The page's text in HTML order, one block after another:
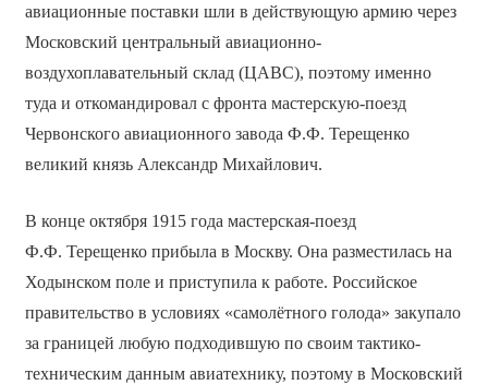
авиационные поставки шли в действующую армию через
Московский центральный авиационно-
воздухоплавательный склад (ЦАВС), поэтому именно
туда и откомандировал с фронта мастерскую-поезд
Червонского авиационного завода Ф.Ф. Терещенко
великий князь Александр Михайлович.
В конце октября 1915 года мастерская-поезд
Ф.Ф. Терещенко прибыла в Москву. Она разместилась на
Ходынском поле и приступила к работе. Российское
правительство в условиях «самолётного голода» закупало
за границей любую подходившую по своим тактико-
техническим данным авиатехнику, поэтому в Московский